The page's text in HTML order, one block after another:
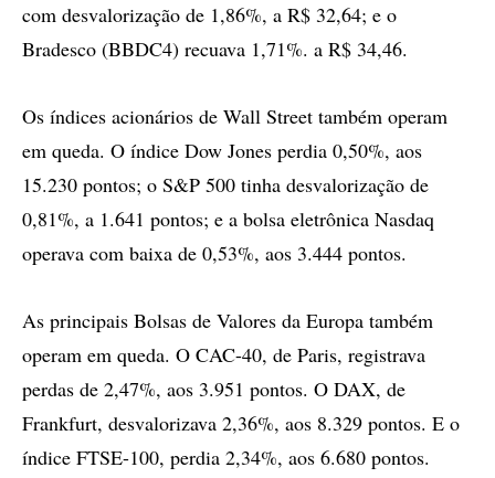
com desvalorização de 1,86%, a R$ 32,64; e o
Bradesco (BBDC4) recuava 1,71%. a R$ 34,46.
Os índices acionários de Wall Street também operam
em queda. O índice Dow Jones perdia 0,50%, aos
15.230 pontos; o S&P 500 tinha desvalorização de
0,81%, a 1.641 pontos; e a bolsa eletrônica Nasdaq
operava com baixa de 0,53%, aos 3.444 pontos.
As principais Bolsas de Valores da Europa também
operam em queda. O CAC-40, de Paris, registrava
perdas de 2,47%, aos 3.951 pontos. O DAX, de
Frankfurt, desvalorizava 2,36%, aos 8.329 pontos. E o
índice FTSE-100, perdia 2,34%, aos 6.680 pontos.